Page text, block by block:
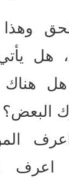
وهذا
هل
هل
البعض؟
اعرف